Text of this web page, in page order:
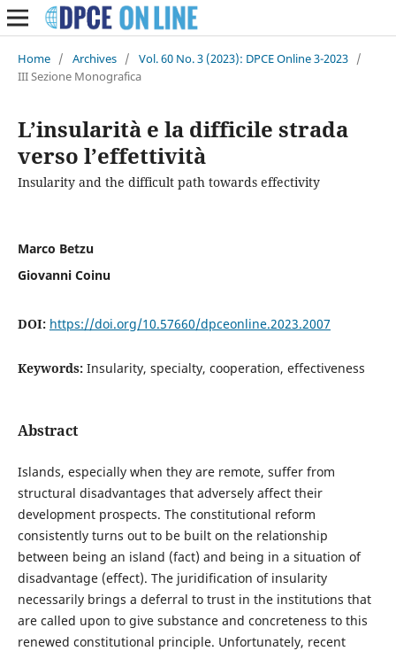
Home / Archives / Vol. 60 No. 3 (2023): DPCE Online 3-2023 /
III Sezione Monografica
L’insularità e la difficile strada
verso l’effettività
Insularity and the difficult path towards effectivity
Marco Betzu
Giovanni Coinu
DOI: https://doi.org/10.57660/dpceonline.2023.2007
Keywords: Insularity, specialty, cooperation, effectiveness
Abstract
Islands, especially when they are remote, suffer from
structural disadvantages that adversely affect their
development prospects. The constitutional reform
consistently turns out to be built on the relationship
between being an island (fact) and being in a situation of
disadvantage (effect). The juridification of insularity
necessarily brings a deferral to trust in the institutions that
are called upon to give substance and concreteness to this
renewed constitutional principle. Unfortunately, recent